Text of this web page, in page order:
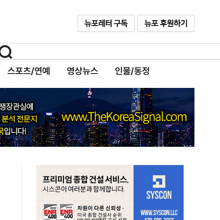
스포츠/연예 영상뉴스 인물/동정